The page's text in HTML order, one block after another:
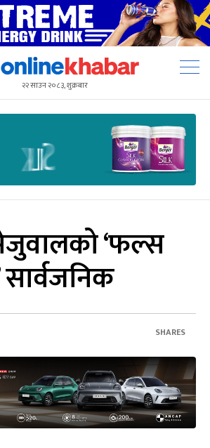
२२ साउन २०८३, शुक्रबार
‘फल्स
सार्वजनिक
SHARES